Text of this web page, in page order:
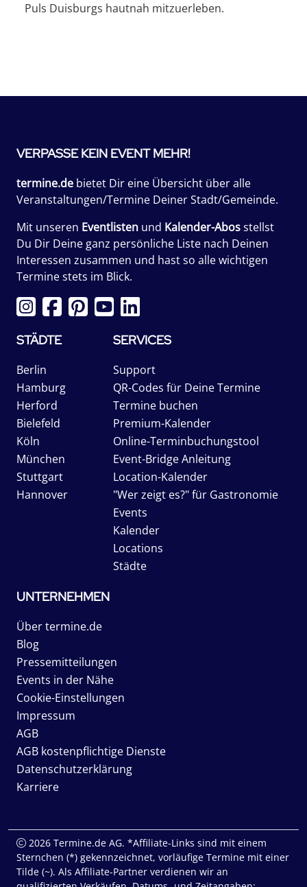
Puls Duisburgs hautnah mitzuerleben.
VERPASSE KEIN EVENT MEHR!
termine.de bietet Dir eine Übersicht über alle
Veranstaltungen/Termine Deiner Stadt/Gemeinde.
Mit unseren Eventlisten und Kalender-Abosstellst
Du Dir Deine ganz persönliche Liste nach Deinen
Interessen zusammen und hast so alle wichtigen
Termine stets im Blick.
STÄDTE
Berlin
Hamburg
Herford
Bielefeld
Köln
München
Stuttgart
Hannover
SERVICES
Support
QR-Codes für Deine Termine
Termine buchen
Premium-Kalender
Online-Terminbuchungstool
Event-Bridge Anleitung
Location-Kalender
"Wer zeigt es?" für Gastronomie
Events
Kalender
Locations
Städte
UNTERNEHMEN
Über termine.de
Blog
Pressemitteilungen
Events in der Nähe
Cookie-Einstellungen
Impressum
AGB
AGB kostenpflichtige Dienste
Datenschutzerklärung
Karriere
2026 Termine.de AG. *Affiliate-Links sind mit einem
Sternchen (*) gekennzeichnet, vorläufige Termine mit einer
Tilde (~). Als Affiliate-Partner verdienen wir an